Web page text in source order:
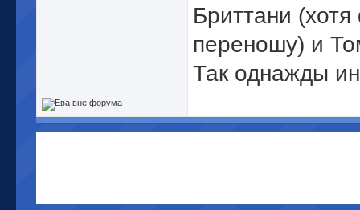
Бриттани
переношу) и
Так однажды